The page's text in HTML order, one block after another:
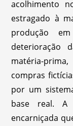
acolhimento
estragado à
produção
deterioração
matéria-
compras
por um
base real. A
encarniçada